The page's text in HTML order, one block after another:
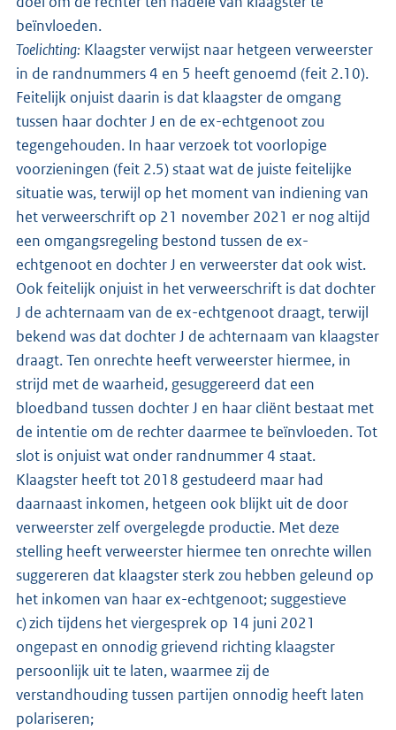
beïnvloeden.
Toelichting: Klaagster verwijst naar hetgeen verweerster
in de randnummers 4 en 5 heeft genoemd (feit 2.10).
Feitelijk onjuist daarin is dat klaagster de omgang
tussen haar dochter J en de ex-echtgenoot zou
tegengehouden. In haar verzoek tot voorlopige
voorzieningen (feit 2.5) staat wat de juiste feitelijke
situatie was, terwijl op het moment van indiening van
het verweerschrift op 21 november 2021 er nog altijd
een omgangsregeling bestond tussen de ex-
echtgenoot en dochter J en verweerster dat ook wist.
Ook feitelijk onjuist in het verweerschrift is dat dochter
J de achternaam van de ex-echtgenoot draagt, terwijl
bekend was dat dochter J de achternaam van klaagster
draagt. Ten onrechte heeft verweerster hiermee, in
strijd met de waarheid, gesuggereerd dat een
bloedband tussen dochter J en haar cliënt bestaat met
de intentie om de rechter daarmee te beïnvloeden. Tot
slot is onjuist wat onder randnummer 4 staat.
Klaagster heeft tot 2018 gestudeerd maar had
daarnaast inkomen, hetgeen ook blijkt uit de door
verweerster zelf overgelegde productie. Met deze
stelling heeft verweerster hiermee ten onrechte willen
suggereren dat klaagster sterk zou hebben geleund op
het inkomen van haar ex-echtgenoot; suggestieve
c) zich tijdens het viergesprek op 14 juni 2021
ongepast en onnodig grievend richting klaagster
persoonlijk uit te laten, waarmee zij de
verstandhouding tussen partijen onnodig heeft laten
polariseren;